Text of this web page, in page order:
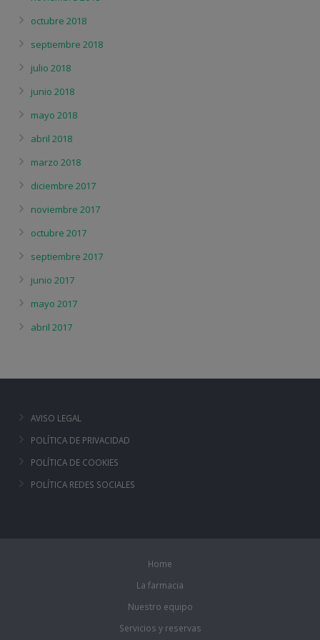
octubre 2018
septiembre 2018
julio 2018
junio 2018
mayo 2018
abril 2018
marzo 2018
diciembre 2017
noviembre 2017
octubre 2017
septiembre 2017
junio 2017
mayo 2017
abril 2017
AVISO LEGAL
POLÍTICA DE PRIVACIDAD
POLÍTICA DE COOKIES
POLÍTICA REDES SOCIALES
Home
La farmacia
Nuestro equipo
Servicios y reservas